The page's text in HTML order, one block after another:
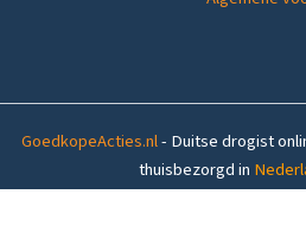
GoedkopeActies.nl- Duitse drogist
thuisbezorgd in